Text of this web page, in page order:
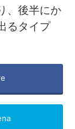
、後半にか
るタイプ